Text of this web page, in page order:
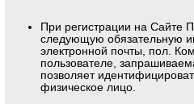
При регистрации на Сайте
следующую обязательную
электронной почты, пол.
пользователе,
позволяет
физическое лицо.